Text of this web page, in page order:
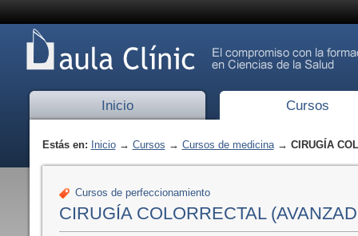
Inicio Cursos
Estás en: Inicio→ Cursos → Cursos de medicina→ CIRUGÍA
Cursos de perfeccionamiento
CIRUGÍA COLORRECTAL